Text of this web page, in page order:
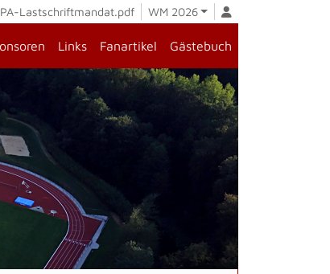
Lastschriftmandat.pdf WM 2026
Links Fanartikel Gästebuch